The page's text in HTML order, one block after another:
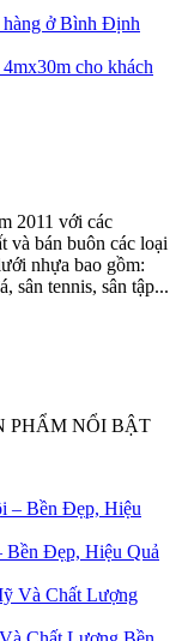
hàng ở Bình Định
cho khách
2011 với các
và bán buôn các loại
nhựa bao gồm:
tennis, sân tập...
PHẨM NỔI BẬT
Đẹp, Hiệu Quả